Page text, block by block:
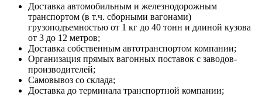
Доставка автомобильным и железнодорожным
транспортом (в т.ч. сборными вагонами)
грузоподъемностью от 1 кг до 40 тонн и длиной кузова
от 3 до 12 метров;
Доставка собственным автотранспортом компании;
Организация прямых вагонных поставок с заводов-
производителей;
Самовывоз со склада;
Доставка до терминала транспортной компании;